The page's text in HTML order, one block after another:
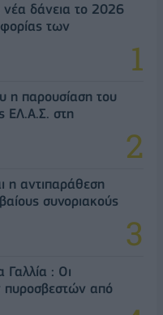
νέα δάνεια το 2026
των
η παρουσίαση του
ΕΛ.Α.Σ. στη
η αντιπαράθεση
συνοριακούς
Γαλλία : Οι
πυροσβεστών από